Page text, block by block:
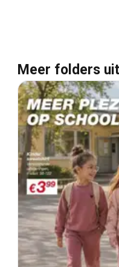
Meer folders